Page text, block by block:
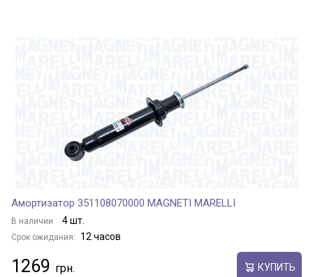
Амортизатор 351108070000 MAGNETI MARELLI
В наличии: 4 шт.
Срок ожидания: 12 часов
1269 КУПИТЬ